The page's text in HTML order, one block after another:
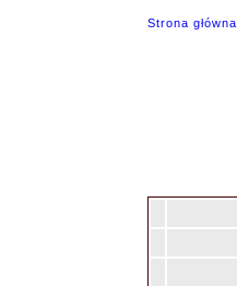
Strona główna